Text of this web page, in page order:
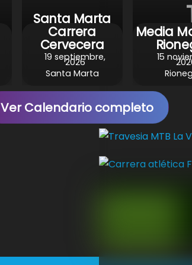
Santa Marta
Carrera
Cervecera
19 septiembre,
2026
Santa Marta
Media
15
Ver Calendario completo